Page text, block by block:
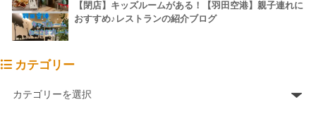
【閉店】キッズルームがある！【羽田空港】親子連れに
おすすめ♪レストランの紹介ブログ
カテゴリー